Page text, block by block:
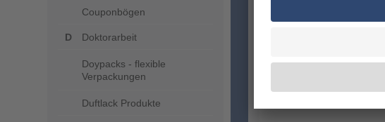
Couponbögen
Doktorarbeit
Doypacks - flexible
Verpackungen
Duftlack Produkte
Rechnung